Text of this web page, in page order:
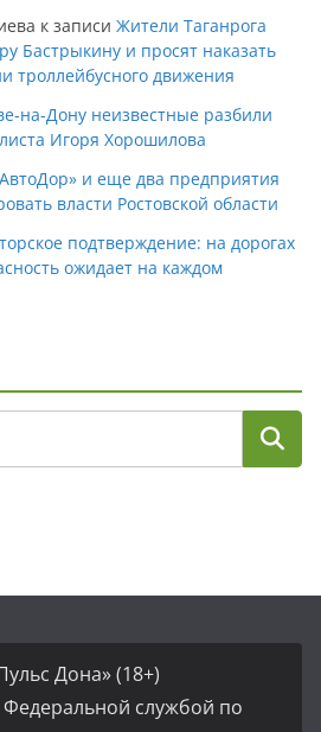
к записи Жители Таганрога
Бастрыкину и просят наказать
троллейбусного движения
на-Дону неизвестные разбили
Игоря Хорошилова
и еще два предприятия
власти Ростовской области
подтверждение: на дорогах
ожидает на каждом
Дона» (18+)
службой по